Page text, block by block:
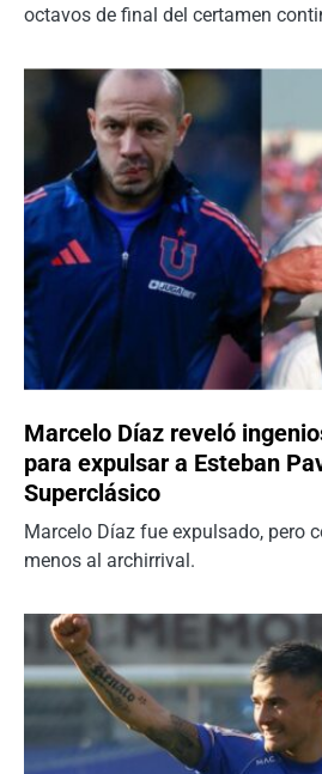
octavos de final del certamen
Marcelo Díaz reveló
para expulsar a Esteban
Superclásico
Marcelo Díaz fue expulsado, pero
menos al archirrival.